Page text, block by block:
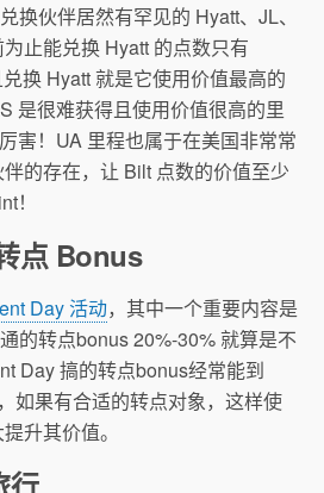
换伙伴居然有罕见的 Hyatt、JL、
止能兑换 Hyatt 的点数只有
换 Hyatt 就是它使用价值最高的
是很难获得且使用价值很高的里
害！UA 里程也属于在美国非常常
的存在，让 Bilt 点数的价值至少
！
点 Bonus
Day 活动，其中一个重要内容是
的转点bonus 20%-30% 就算是不
Day 搞的转点bonus经常能到
如果有合适的转点对象，这样使
升其价值。
行